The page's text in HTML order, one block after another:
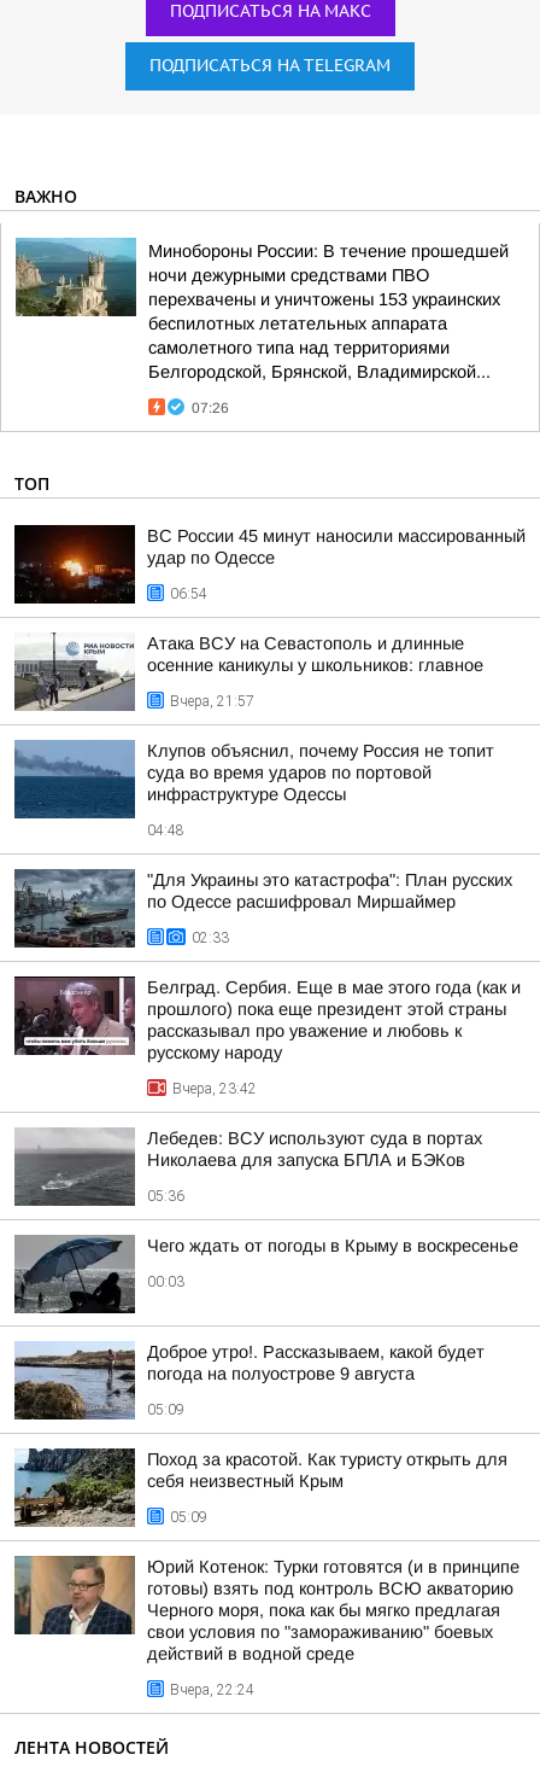
ПОДПИСАТЬСЯ НА МАКС
ПОДПИСАТЬСЯ НА TELEGRAM
ВАЖНО
Минобороны России: В течение прошедшей
ночи дежурными средствами ПВО
перехвачены и уничтожены 153 украинских
беспилотных летательных аппарата
самолетного типа над территориями
Белгородской, Брянской, Владимирской...
07:26
ТОП
ВС России 45 минут наносили массированный
удар по Одессе
06:54
Атака ВСУ на Севастополь и длинные
осенние каникулы у школьников: главное
Вчера, 21:57
Клупов объяснил, почему Россия не топит
суда во время ударов по портовой
инфраструктуре Одессы
04:48
"Для Украины это катастрофа": План русских
по Одессе расшифровал Миршаймер
02:33
Белград. Сербия. Еще в мае этого года (как и
прошлого) пока еще президент этой страны
рассказывал про уважение и любовь к
русскому народу
Вчера, 23:42
Лебедев: ВСУ используют суда в портах
Николаева для запуска БПЛА и БЭКов
05:36
Чего ждать от погоды в Крыму в воскресенье
00:03
Доброе утро!. Рассказываем, какой будет
погода на полуострове 9 августа
05:09
Поход за красотой. Как туристу открыть для
себя неизвестный Крым
05:09
Юрий Котенок: Турки готовятся (и в принципе
готовы) взять под контроль ВСЮ акваторию
Черного моря, пока как бы мягко предлагая
свои условия по "замораживанию" боевых
действий в водной среде
Вчера, 22:24
ЛЕНТА НОВОСТЕЙ